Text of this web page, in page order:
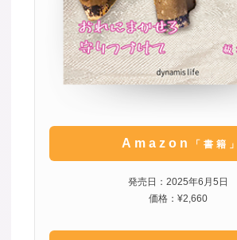
Amazon 「書籍」
発売日：2025年6月5日
価格：¥2,660